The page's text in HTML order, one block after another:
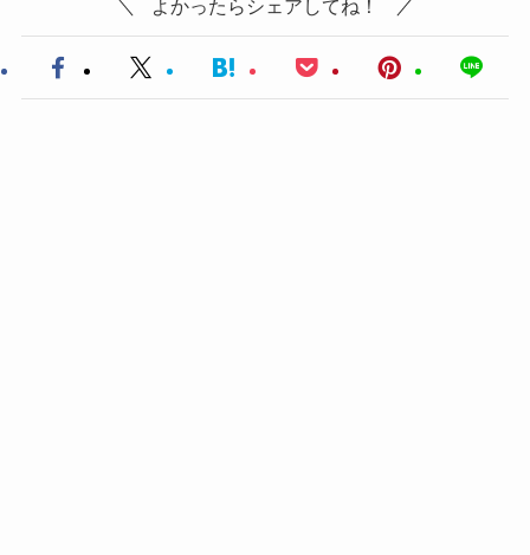
よかったらシェアしてね！